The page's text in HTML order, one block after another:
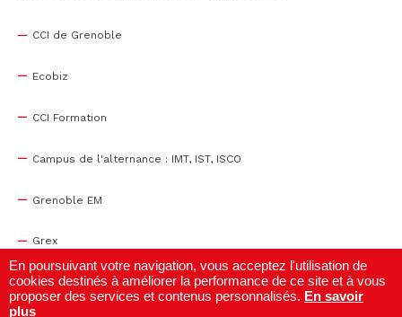
CCI de Grenoble
Ecobiz
CCI Formation
Campus de l'alternance : IMT, IST, ISCO
Grenoble EM
Grex
WTC Grenoble
En poursuivant votre navigation, vous acceptez l'utilisation de
cookies destinés à améliorer la performance de ce site et à vous
proposer des services et contenus personnalisés. En savoir
plus